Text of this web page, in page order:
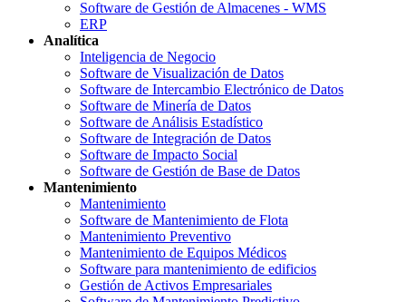
Software de Gestión de Almacenes - WMS
ERP
Analítica
Inteligencia de Negocio
Software de Visualización de Datos
Software de Intercambio Electrónico de Datos
Software de Minería de Datos
Software de Análisis Estadístico
Software de Integración de Datos
Software de Impacto Social
Software de Gestión de Base de Datos
Mantenimiento
Mantenimiento
Software de Mantenimiento de Flota
Mantenimiento Preventivo
Mantenimiento de Equipos Médicos
Software para mantenimiento de edificios
Gestión de Activos Empresariales